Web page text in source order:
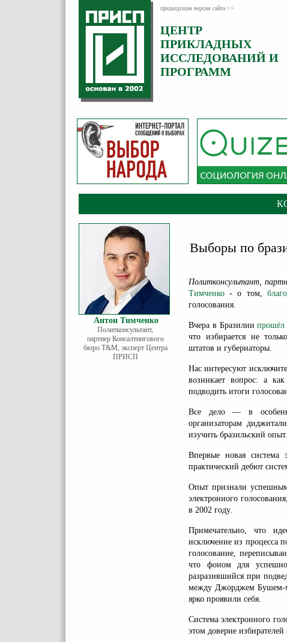
предыдущая версия сайта >>
ЦЕНТР
ПРИКЛАДНЫХ
ИССЛЕДОВАНИЙ И
ПРОГРАММ
Антон Тимченко
Политконсультант,
партнер Консалтингового
бюро Т&М, эксперт Центра
ПРИСП
Выборы по
Политконсультант,
Тимченко - о том,
голосования.
Вчера в Бразилиипрошёл
что избирается не
штатов и губернаторы.
Нас интересуют
возникает вопрос: а
подводить итоги
Все дело — в
организаторам
изучить бразильский опыт.
Впервые новая система
практический дебют
Опыт признали
электронного
в 2002 году.
Примечательно, что
исключение из процесса
голосование,
что фоном для
разразившийся при
между Джорджем Бушем-
ярко проявили себя.
Система электронного
этом доверие